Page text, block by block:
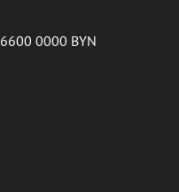
0000 BYN